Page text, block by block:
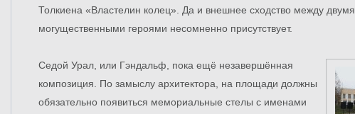
Толкиена «Властелин колец». Да и внешнее сходство между двумя
могущественными героями несомненно присутствует.
Седой Урал, или Гэндальф, пока ещё незавершённая
композиция. По замыслу архитектора, на площади должны
обязательно появиться мемориальные стелы с именами